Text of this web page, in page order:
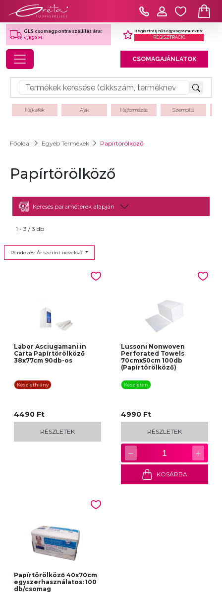
GLS csomagpontra szállítás ára:
1,850 Ft
Regisztrálj hűségprogramunkba!
REGISZTRÁCIÓ
Toggle navigation CSOMAGAJÁNLATOK
Hajkefék Ajak Hajformázás Szempilla
Főoldal Egyéb Termékek Papírtörölköző
Papírtörölköző
Keresés paraméterek alapján
1 - 3 / 3 db
Rendezés: Ár szerint növekvő
Labor Asciugamani in
Carta Papírtörölköző
38x77cm 90db-os
Készlethiány
4490 Ft
RÉSZLETEK
Lussoni Nonwoven
Perforated Towels
70cmx50cm 100db
(Papírtörölköző)
Készleten
4990 Ft
RÉSZLETEK
− 1 +
KOSÁRBA
Papírtörölköző 40x70cm
egyszerhasználatos: 100
db/csomag